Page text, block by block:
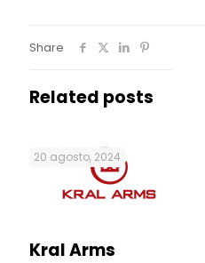
Share
Related posts
20 agosto, 2024
Kral Arms